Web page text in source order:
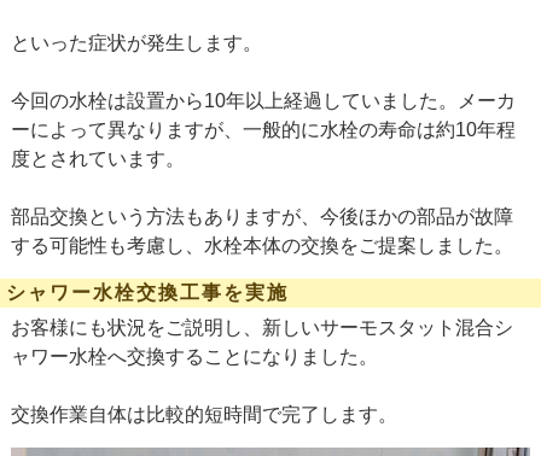
といった症状が発生します。
今回の水栓は設置から10年以上経過していました。
メーカ
ーによって異なりますが、一般的に水栓の寿命は約10年程
度とされています。
部品交換という方法もありますが、今後ほかの部品が故障
する可能性も考慮し、水栓本体の交換をご提案しました。
シャワー水栓交換工事を実施
お客様にも状況をご説明し、新しいサーモスタット混合シ
ャワー水栓へ交換することになりました。
交換作業自体は比較的短時間で完了します。